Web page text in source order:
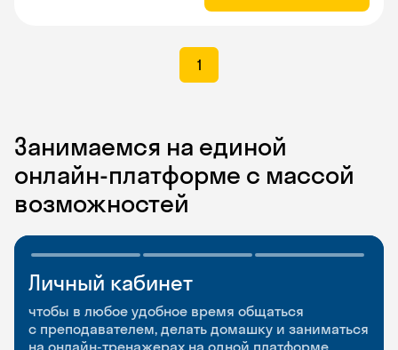
1
Занимаемся на единой
онлайн-платформе с массой
возможностей
Личный кабинет
чтобы в любое удобное время общаться
с преподавателем, делать домашку и заниматься
на онлайн-тренажерах на одной платформе
Мобильное
приложение
чтобы заниматься и изучать новые слова где
Разговорные клубы
и Talks
Групповые занятия для разговорной практики